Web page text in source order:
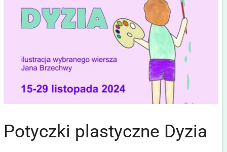
Potyczki plastyczne Dyzia